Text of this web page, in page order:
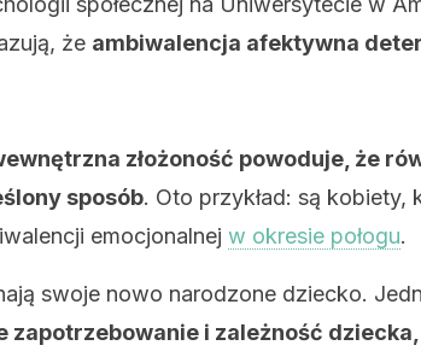
że ambiwalencja afektywna
złożoność powoduje, że
sposób. Oto przykład: są
emocjonalnej w okresie połogu.
swoje nowo narodzone dziecko.
zapotrzebowanie i zależność